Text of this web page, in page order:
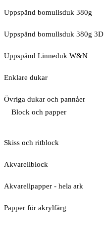
Uppspänd bomullsduk 380g
Uppspänd bomullsduk 380g 3D
Uppspänd Linneduk W&N
Enklare dukar
Övriga dukar och pannåer
Block och papper
Skiss och ritblock
Akvarellblock
Akvarellpapper - hela ark
Papper för akrylfärg